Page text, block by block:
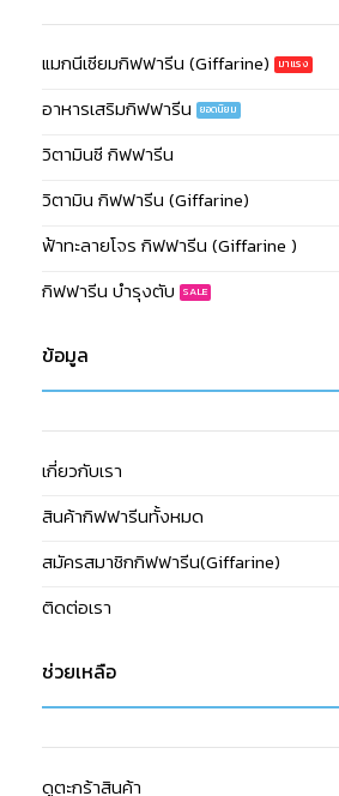
แมกนีเซียมกิฟฟารีน (Giffarine)
อาหารเสริมกิฟฟารีน
วิตามินซี กิฟฟารีน
วิตามิน กิฟฟารีน (Giffarine)
ฟ้าทะลายโจร กิฟฟารีน (Giffarine )
กิฟฟารีน บำรุงตับ
ข้อมูล
เกี่ยวกับเรา
สินค้ากิฟฟารีนทั้งหมด
สมัครสมาชิกกิฟฟารีน(Giffarine)
ติดต่อเรา
ช่วยเหลือ
ดูตะกร้าสินค้า